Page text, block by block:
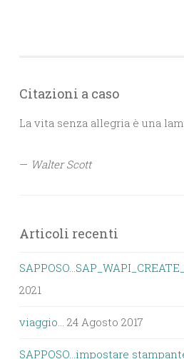
Citazioni a caso
La vita senza allegria è una
— Walter Scott
Articoli recenti
2021
viaggio… 24 Agosto 2017
SAPPOSO…impostare